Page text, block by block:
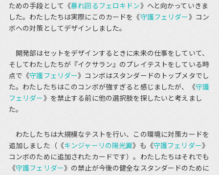
ための手段として《暴れ回るフェロキドン》へと向かっていきま
した。わたしたちは実際にこのカードを《守護フェリダー》コン
ボへの対策としてデザインしました。
開発部はセットをデザインするときに未来の仕事をしていて、
そしてわたしたちが『イクサラン』のプレイテストをしている時
点で《守護フェリダー》コンボはスタンダードのトップメタでし
た。わたしたちはこのコンボが強すぎると感じましたが、《守護
フェリダー》を禁止する前に他の選択肢を探したいと考えまし
た。
わたしたちは大規模なテストを行い、この環境に対策カードを
追加しました（《キンジャーリの陽光翼》も《守護フェリダー》
コンボのために追加されたカードです）。わたしたちはそれでも
《守護フェリダー》の禁止が今後の健全なスタンダードのために